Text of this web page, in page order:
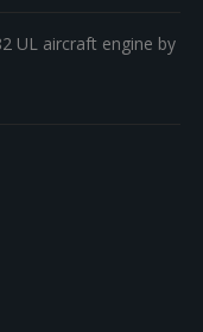
UL aircraft engine by